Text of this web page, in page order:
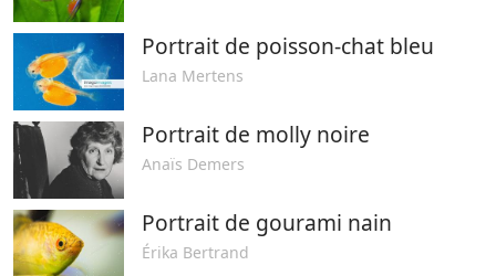
Portrait de poisson-chat bleu
Lana Mertens
Portrait de molly noire
Anaïs Demers
Portrait de gourami nain
Érika Bertrand